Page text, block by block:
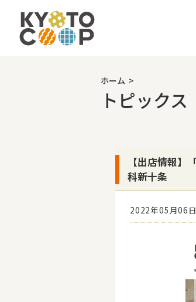
ホーム >
トピックス
【出店情報
科新十条
2022年05月06日